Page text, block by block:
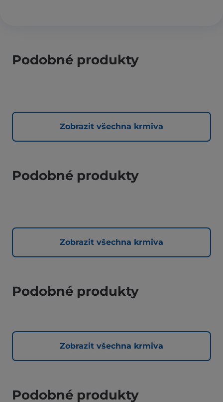
Podobné produkty
Zobrazit všechna krmiva
Podobné produkty
Zobrazit všechna krmiva
Podobné produkty
Zobrazit všechna krmiva
Podobné produkty